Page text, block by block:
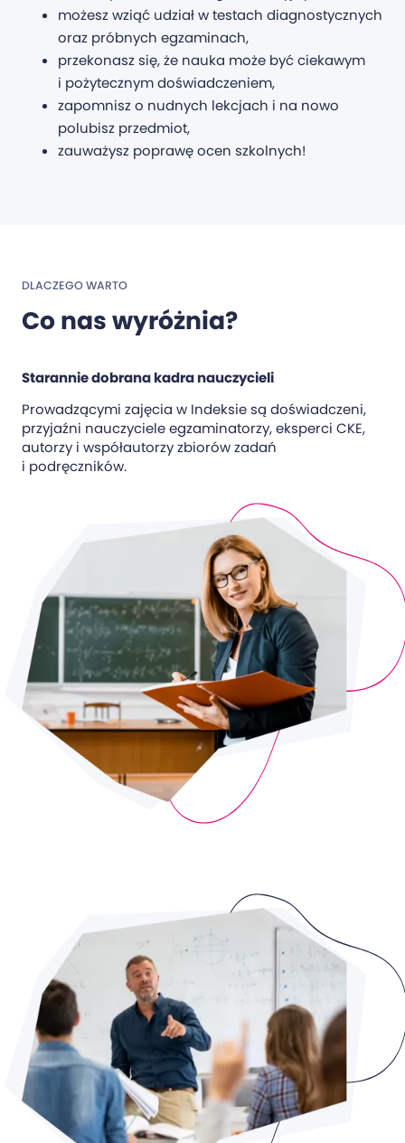
możesz wziąć udział w testach diagnostycznych
oraz próbnych egzaminach,
przekonasz się, że nauka może być ciekawym
i pożytecznym doświadczeniem,
zapomnisz o nudnych lekcjach i na nowo
polubisz przedmiot,
zauważysz poprawę ocen szkolnych!
DLACZEGO WARTO
Co nas wyróżnia?
Starannie dobrana kadra nauczycieli
Prowadzącymi zajęcia w Indeksie są doświadczeni,
przyjaźni nauczyciele egzaminatorzy, eksperci CKE,
autorzy i współautorzy zbiorów zadań
i podręczników.